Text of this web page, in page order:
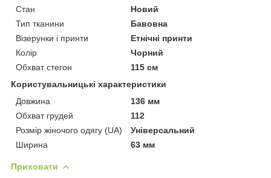
Стан
Новий
Тип тканини
Бавовна
Візерунки і принти
Етнічні принти
Колір
Чорний
Обхват стегон
115 см
Користувальницькі характеристики
Довжина
136 мм
Обхват грудей
112
Розмір жіночого одягу (UA)
Універсальний
Ширина
63 мм
Приховати